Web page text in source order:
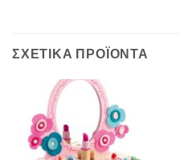
ΣΧΕΤΙΚΆ ΠΡΟΪΌΝΤΑ